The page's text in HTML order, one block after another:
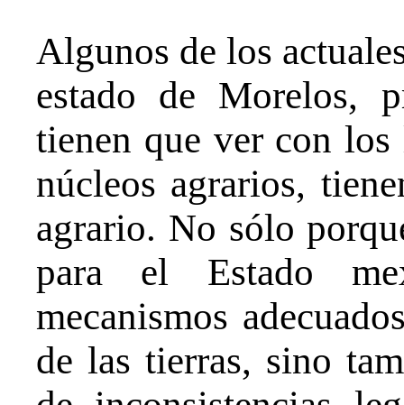
Algunos de los
estado de Morelos,
tienen que ver con
núcleos agrarios,
agrario. No sólo
para el Estado
mecanismos
de las tierras, sino